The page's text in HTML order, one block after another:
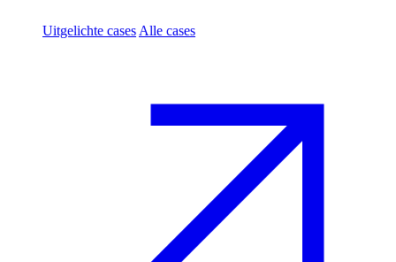
Uitgelichte cases Alle cases